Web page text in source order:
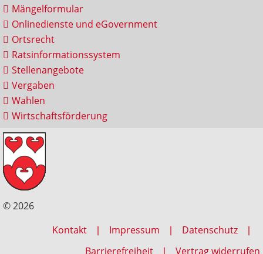
Mängelformular
Onlinedienste und eGovernment
Ortsrecht
Ratsinformationssystem
Stellenangebote
Vergaben
Wahlen
Wirtschaftsförderung
© 2026
Kontakt
Impressum
Datenschutz
Barrierefreiheit
Vertrag widerrufen